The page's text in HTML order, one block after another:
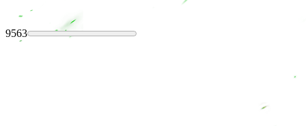
9563